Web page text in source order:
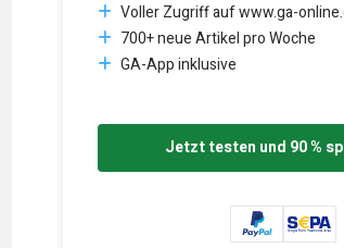
Voller Zugriff auf www.ga-
700+ neue Artikel pro Woche
GA-App inklusive
Jetzt testen und 90 %